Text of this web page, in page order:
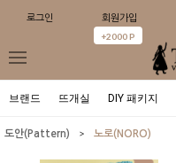
로그인 회원가입
+2000 P
브랜드 뜨개실 DIY 패키지
도안(Pattern) > 노로(NORO)